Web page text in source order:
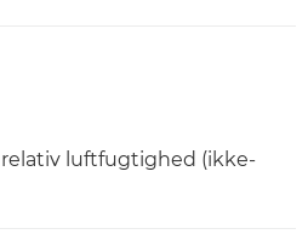
relativ luftfugtighed (ikke-